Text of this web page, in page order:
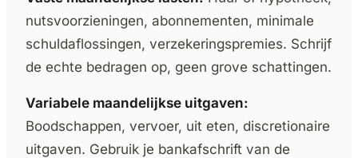
nutsvoorzieningen, abonnementen, minimale
schuldaflossingen, verzekeringspremies. Schrijf
de echte bedragen op, geen grove schattingen.
Variabele maandelijkse uitgaven:
Boodschappen, vervoer, uit eten, discretionaire
uitgaven. Gebruik je bankafschrift van de